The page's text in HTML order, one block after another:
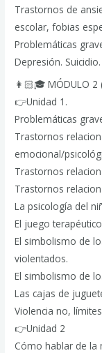
Trastornos de
escolar, fobias
Problemáticas
Depresión.
👩🏻🎓 MÓDULO 2
👉Unidad 1.
Problemáticas
Trastornos
emocional/
Trastornos
Trastornos
La psicología del
El juego
El simbolismo de
violentados.
El simbolismo de
Las cajas de
Violencia no,
👉Unidad 2
Cómo hablar de la